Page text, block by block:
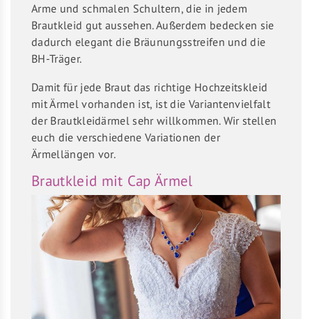
Arme und schmalen Schultern, die in jedem
Brautkleid gut aussehen. Außerdem bedecken sie
dadurch elegant die Bräunungsstreifen und die
BH-Träger.
Damit für jede Braut das richtige Hochzeitskleid
mit Ärmel vorhanden ist, ist die Variantenvielfalt
der Brautkleidärmel sehr willkommen. Wir stellen
euch die verschiedene Variationen der
Ärmellängen vor.
Brautkleid mit Cap Ärmel